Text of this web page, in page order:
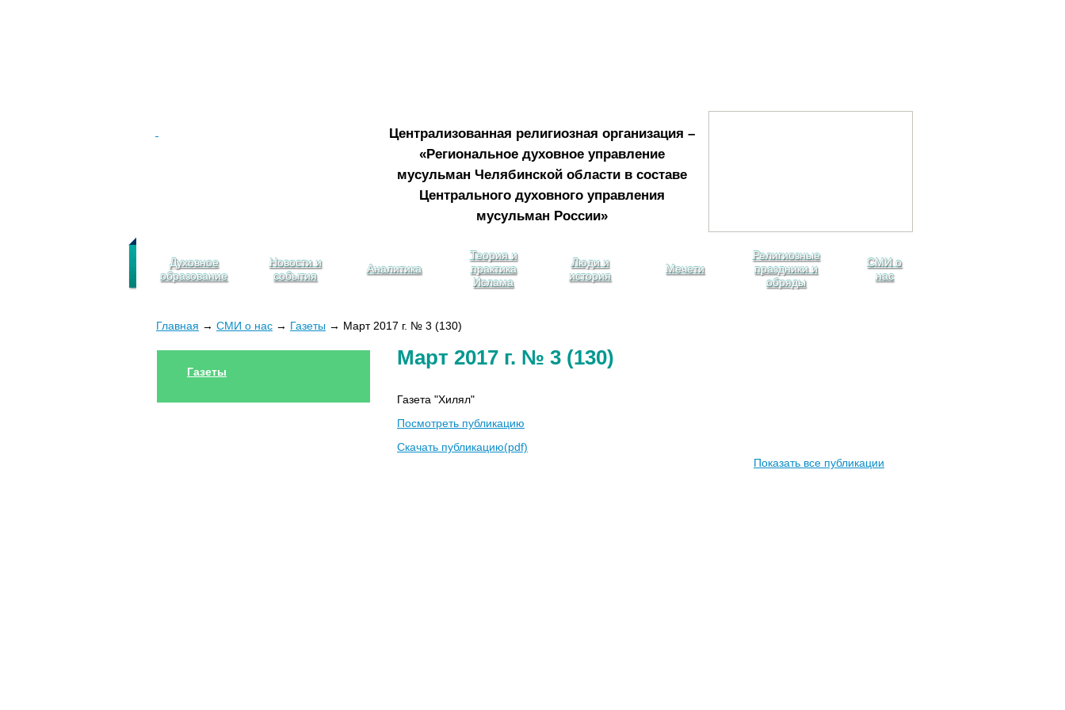
Централизованная религиозная организация –
«Региональное духовное управление
мусульман Челябинской области в составе
Центрального духовного управления
мусульман России»
Духовное
образование
Новости и
события
Аналитика
Теория и
практика
Ислама
Люди и
история
Мечети
Религиозные
праздники и
обряды
СМИ о
нас
Главная → СМИ о нас → Газеты → Март 2017 г. № 3 (130)
Газеты
Март 2017 г. № 3 (130)
Газета "Хилял"
Посмотреть публикацию
Скачать публикацию(pdf)
Показать все публикации